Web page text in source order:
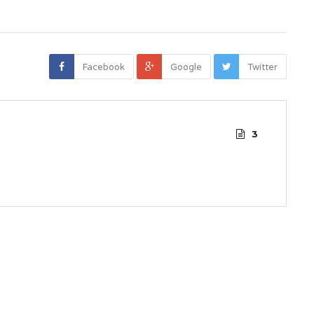
Twitter
Google
Facebook
3